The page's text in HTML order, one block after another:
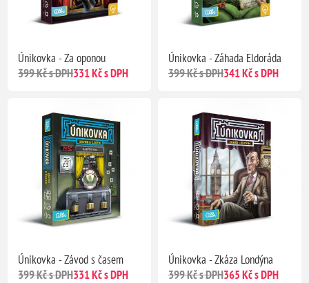
Únikovka - Za oponou
399 Kč s DPH331 Kč s DPH
Únikovka - Záhada Eldoráda
399 Kč s DPH341 Kč s DPH
Únikovka - Závod s časem
399 Kč s DPH331 Kč s DPH
Únikovka - Zkáza Londýna
399 Kč s DPH365 Kč s DPH